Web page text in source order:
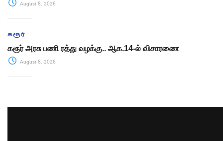
August 8, 2026
கரூர்
கரூர் அரசு பணி ரத்து வழக்கு.. ஆக.14-ல் விசாரணை
August 8, 2026